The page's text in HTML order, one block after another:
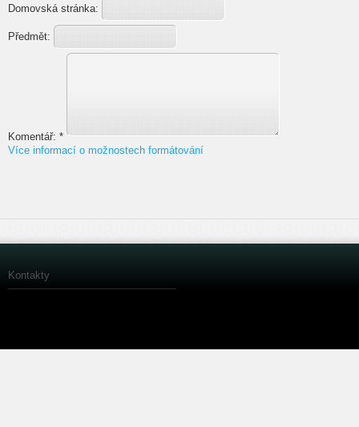
Domovská stránka:
Předmět:
Komentář: *
Více informací o možnostech formátování
Kontakty